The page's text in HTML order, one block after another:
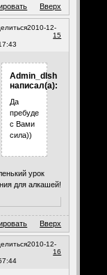
Вверх
15
2010-12-
Admin_dlsh
написал(а):
Да
пребудет
с Вами
сила))
урок
для алкашей!
Вверх
16
2010-12-